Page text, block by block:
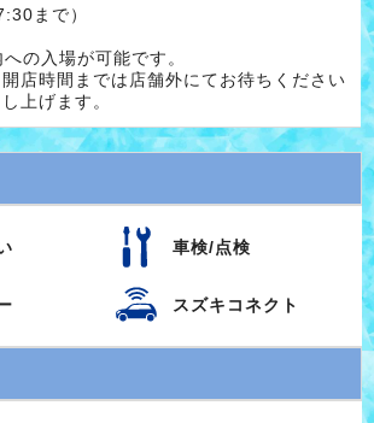
まで）
の入場が可能です。
店時間までは店舗外にてお待ちください
上げます。
車検/点検
スズキコネクト